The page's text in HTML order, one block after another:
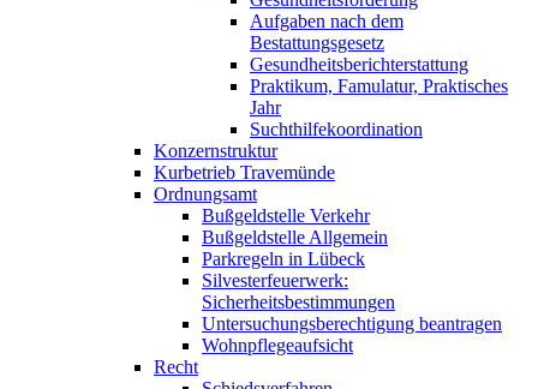
Aufgaben nach dem
Bestattungsgesetz
Gesundheitsberichterstattung
Praktikum, Famulatur, Praktisches
Jahr
Suchthilfekoordination
Konzernstruktur
Kurbetrieb Travemünde
Ordnungsamt
Bußgeldstelle Verkehr
Bußgeldstelle Allgemein
Parkregeln in Lübeck
Silvesterfeuerwerk:
Sicherheitsbestimmungen
Untersuchungsberechtigung beantragen
Wohnpflegeaufsicht
Recht